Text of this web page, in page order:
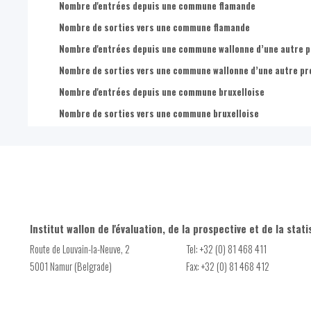
Nombre de femmes de 60 à 64 ans
Nombre de femmes de 65 à 69 ans
Nombre de femmes de 70 à 74 ans
Nombre de femmes de 75 ans et plus
Nombre d'hommes de 0 à 4 ans
Nombre d'hommes de 5 à 9 ans
Nombre d'hommes de 40 à 44 ans
Nombre de personnes de 65 ans+
Part de personnes de 65-74 ans
Nombre de personnes de 65-74 ans
Part de personnes de 75 ans +
Nombre de personnes de 75 ans +
Nombre d'entrées depuis une commune flamande
Nombre de sorties vers une commune flamande
Nombre d'entrées depuis une commune wallonne d’une autre
Nombre de sorties vers une commune wallonne d’une autre
Nombre d'entrées depuis une commune bruxelloise
Nombre de sorties vers une commune bruxelloise
Institut wallon de l'évaluation, de la prospective et de la
Route de Louvain-la-Neuve, 2
5001 Namur (Belgrade)
Tel: +32 (0) 81 468 411
Fax: +32 (0) 81 468 412